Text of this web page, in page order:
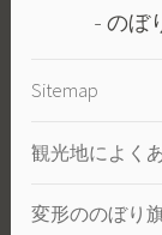
のぼ
Sitemap
観光地によく
変形ののぼり